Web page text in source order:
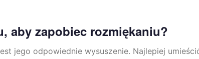
aby zapobiec rozmiękaniu?
jego odpowiednie wysuszenie. Najlepiej